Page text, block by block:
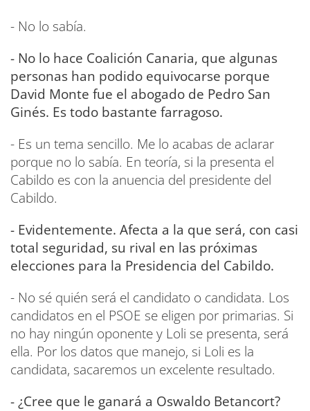
- No lo sabía.
- No lo hace Coalición Canaria, que algunas
personas han podido equivocarse porque
David Monte fue el abogado de Pedro San
Ginés. Es todo bastante farragoso.
- Es un tema sencillo. Me lo acabas de aclarar
porque no lo sabía. En teoría, si la presenta el
Cabildo es con la anuencia del presidente del
Cabildo.
- Evidentemente. Afecta a la que será, con casi
total seguridad, su rival en las próximas
elecciones para la Presidencia del Cabildo.
- No sé quién será el candidato o candidata. Los
candidatos en el PSOE se eligen por primarias. Si
no hay ningún oponente y Loli se presenta, será
ella. Por los datos que manejo, si Loli es la
candidata, sacaremos un excelente resultado.
- ¿Cree que le ganará a Oswaldo Betancort?